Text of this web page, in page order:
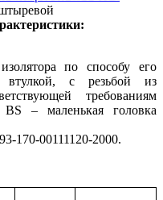
по способу его
втулкой, с резьбой из
требованиям
– маленькая головка
170-00111120-2000.